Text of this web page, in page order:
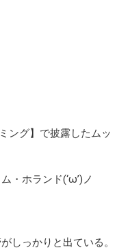
ング】で披露したムッ
・ホランド(‘ω’)ノ
しっかりと出ている。